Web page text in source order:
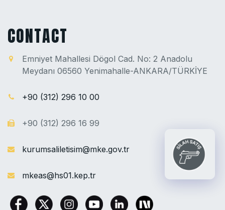
CONTACT
Emniyet Mahallesi Dögol Cad. No: 2 Anadolu
Meydanı 06560 Yenimahalle-ANKARA/TÜRKİYE
+90 (312) 296 10 00
+90 (312) 296 16 99
kurumsaliletisim@mke.gov.tr
mkeas@hs01.kep.tr